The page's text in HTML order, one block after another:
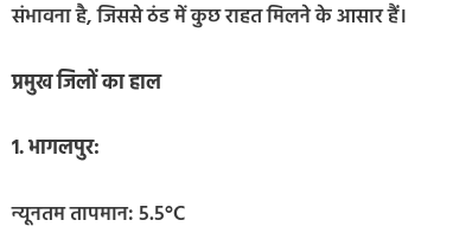
संभावना है, जिससे ठंड में कुछ राहत मिलने के आसार हैं।
प्रमुख जिलों का हाल
1. भागलपुर:
न्यूनतम तापमान: 5.5°C